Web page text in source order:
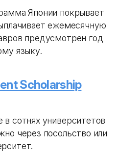
Японии покрывает
ежемесячную
предусмотрен год
языку.
Scholarship
сотнях университетов
через посольство или